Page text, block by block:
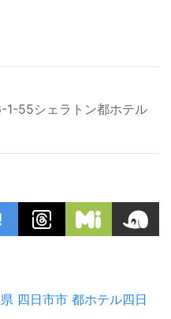
1-55シェラトン都ホテル
四日市市 都ホテル四日